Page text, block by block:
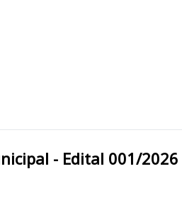
Municipal - Edital 001/2026